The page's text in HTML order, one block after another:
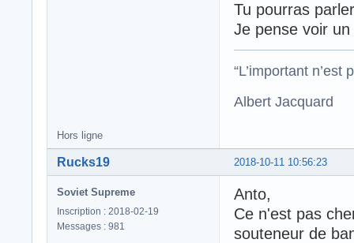
Tu pourras
Je pense voir
“L’important
Albert Jacquard
Hors ligne
2018-10-11 10:56:23
Rucks19
Soviet Supreme
Inscription : 2018-02-19
Messages : 981
Anto,
Ce n'est pas
souteneur de